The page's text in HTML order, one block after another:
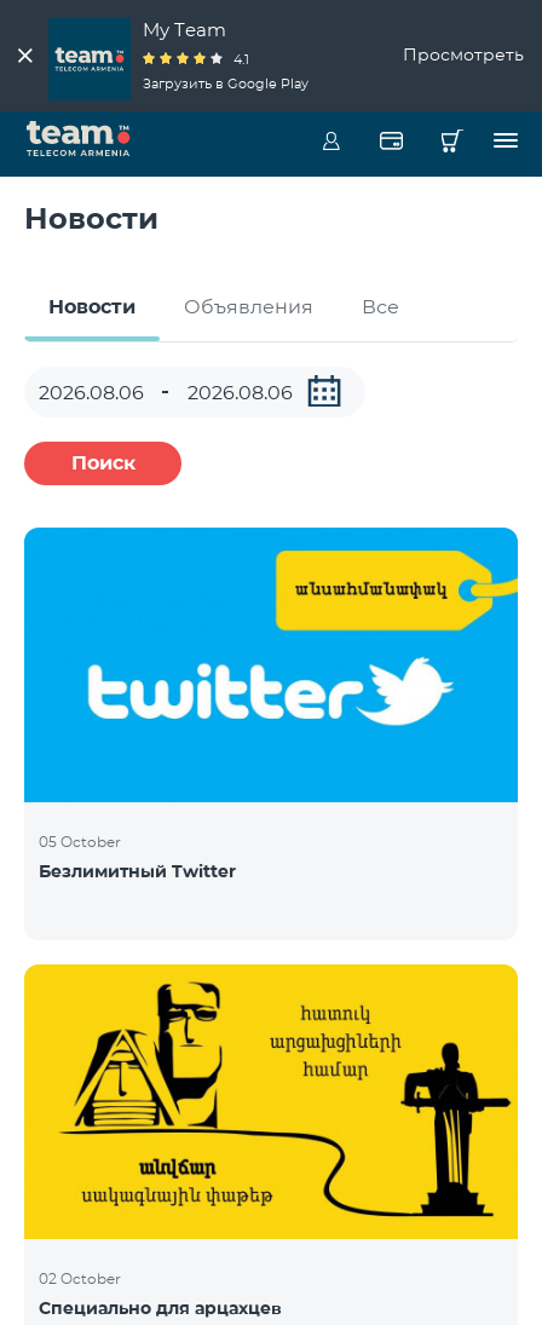
My Team
4.1
Загрузить в Google Play
Просмотреть
Новости
Новости Объявления Все
Поиск
05 October
Безлимитный Twitter
02 October
Специально для арцахцев